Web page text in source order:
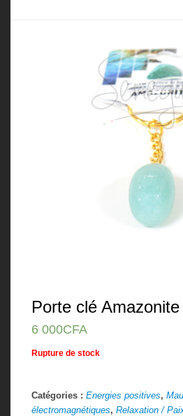
Porte clé Amazonite
6 000CFA
Rupture de stock
Catégories : Energies positives,
électromagnétiques, Relaxation /